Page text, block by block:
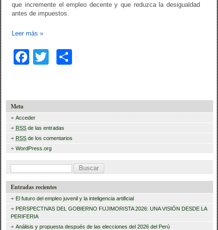
que incremente el empleo decente y que reduzca la desigualdad
antes de impuestos.
Leer más»
F
e
b
o
o
k
T
er p
tir
Meta
Acceder
RSS de las entradas
RSS de los comentarios
WordPress.org
B
u
s
c
a
Entradas recientes
El futuro del empleo juvenil y la inteligencia artificial
PERSPECTIVAS DEL GOBIERNO FUJIMORISTA 2026: UNA VISIÓN DESDE LA
PERIFERIA
Análisis y propuesta después de las elecciones del 2026 del Perú